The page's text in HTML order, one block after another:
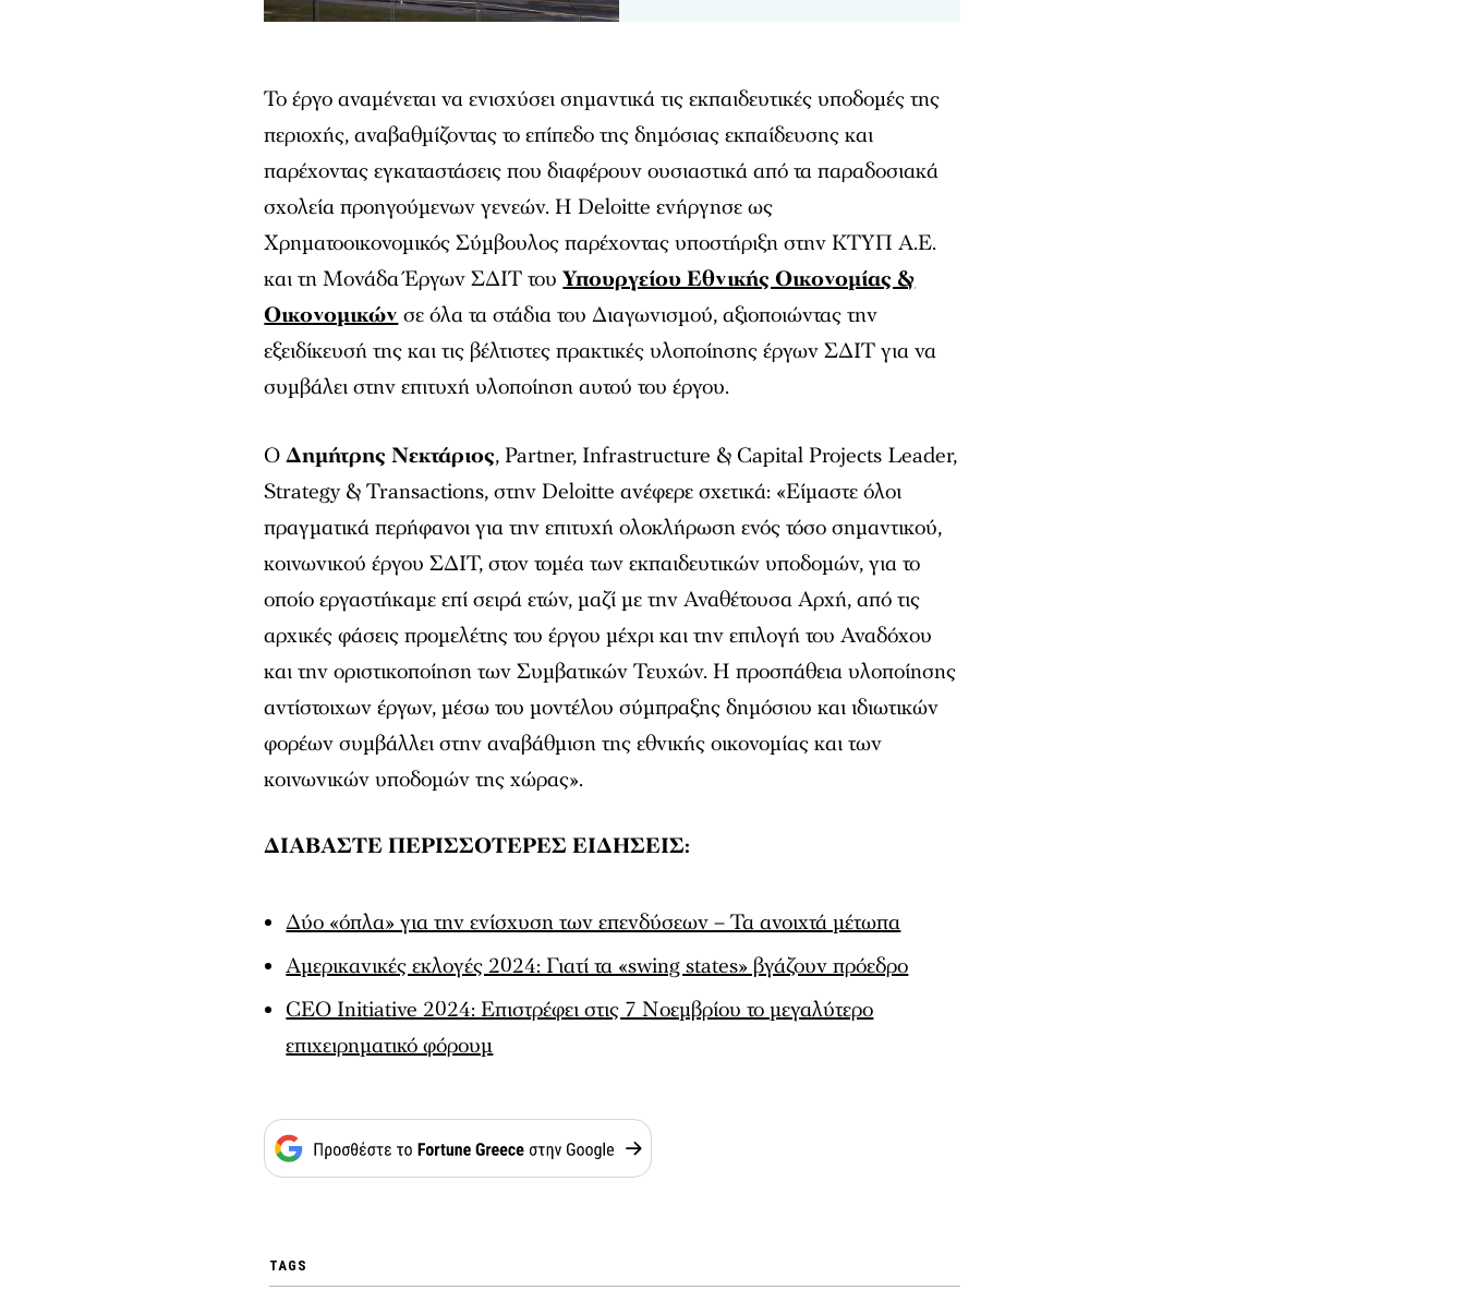
Το έργο αναμένεται να ενισχύσει σημαντικά τις εκπαιδευτικές υποδομές της
περιοχής, αναβαθμίζοντας το επίπεδο της δημόσιας εκπαίδευσης και
παρέχοντας εγκαταστάσεις που διαφέρουν ουσιαστικά από τα παραδοσιακά
σχολεία προηγούμενων γενεών. Η Deloitte ενήργησε ως
Χρηματοοικονομικός Σύμβουλος παρέχοντας υποστήριξη στην ΚΤΥΠ Α.Ε.
και τη Μονάδα Έργων ΣΔΙΤ τουΥπουργείου Εθνικής Οικονομίας &
Οικονομικών σε όλα τα στάδια του Διαγωνισμού, αξιοποιώντας την
εξειδίκευσή της και τις βέλτιστες πρακτικές υλοποίησης έργων ΣΔΙΤ για να
συμβάλει στην επιτυχή υλοποίηση αυτού του έργου.
ΟΔημήτρης Νεκτάριος, Partner, Infrastructure & Capital Projects Leader,
Strategy & Transactions, στην Deloitte ανέφερε σχετικά: «Είμαστε όλοι
πραγματικά περήφανοι για την επιτυχή ολοκλήρωση ενός τόσο σημαντικού,
κοινωνικού έργου ΣΔΙΤ, στον τομέα των εκπαιδευτικών υποδομών, για το
οποίο εργαστήκαμε επί σειρά ετών, μαζί με την Αναθέτουσα Αρχή, από τις
αρχικές φάσεις προμελέτης του έργου μέχρι και την επιλογή του Αναδόχου
και την οριστικοποίηση των Συμβατικών Τευχών. Η προσπάθεια υλοποίησης
αντίστοιχων έργων, μέσω του μοντέλου σύμπραξης δημόσιου και ιδιωτικών
φορέων συμβάλλει στην αναβάθμιση της εθνικής οικονομίας και των
κοινωνικών υποδομών της χώρας».
ΔΙΑΒΑΣΤΕ ΠΕΡΙΣΣΟΤΕΡΕΣ ΕΙΔΗΣΕΙΣ:
Δύο «όπλα» για την ενίσχυση των επενδύσεων – Τα ανοιχτά μέτωπα
Αμερικανικές εκλογές 2024: Γιατί τα «swing states» βγάζουν πρόεδρο
CEO Initiative 2024: Επιστρέφει στις 7 Νοεμβρίου το μεγαλύτερο
επιχειρηματικό φόρουμ
TAGS